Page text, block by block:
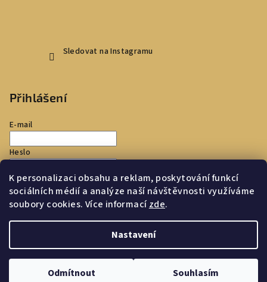
K personalizaci obsahu a reklam, poskytování funkcí
sociálních médií a analýze naší návštěvnosti využíváme
soubory cookies. Více informacízde.
Nastavení
Odmítnout Souhlasím
Sledovat na Instagramu
Přihlášení
E-mail
Heslo
Přihlásit se
Nová registraceZapomenuté heslo
Upravit nastavení cookies